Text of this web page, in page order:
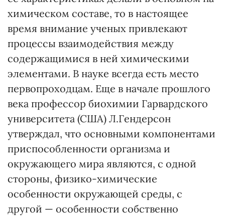
химическом составе, то в настоящее
время внимание ученых привлекают
процессы взаимодействия между
содержащимися в ней химическими
элементами. В науке всегда есть место
первопроходцам. Еще в начале прошлого
века профессор биохимии Гарвардского
университета (США) Л.Гендерсон
утверждал, что основными компонентами
приспособленности организма и
окружающего мира являются, с одной
стороны, физико-химические
особенности окружающей среды, с
другой — особенности собственно